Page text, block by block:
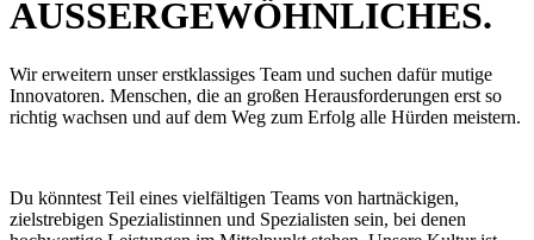
AUSSERGEWÖHNLICHES.
Wir erweitern unser erstklassiges Team und suchen dafür mutige
Innovatoren. Menschen, die an großen Herausforderungen erst so
richtig wachsen und auf dem Weg zum Erfolg alle Hürden meistern.
Du könntest Teil eines vielfältigen Teams von hartnäckigen,
zielstrebigen Spezialistinnen und Spezialisten sein, bei denen